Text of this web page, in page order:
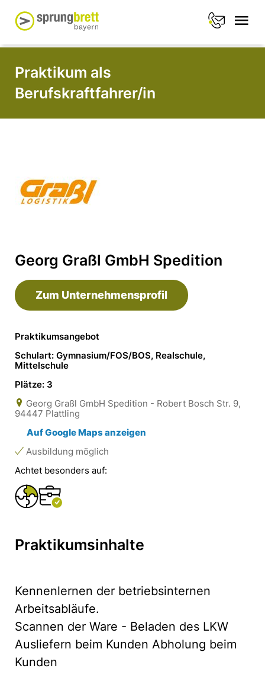
Praktikum als
Berufskraftfahrer/in
Georg Graßl GmbH Spedition
Zum Unternehmensprofil
Praktikumsangebot
Schulart: Gymnasium/FOS/BOS, Realschule,
Mittelschule
Plätze: 3
Georg Graßl GmbH Spedition - Robert Bosch Str. 9,
94447 Plattling
Auf Google Maps anzeigen
Ausbildung möglich
Achtet besonders auf:
Praktikumsinhalte
Kennenlernen der betriebsinternen
Arbeitsabläufe.
Scannen der Ware - Beladen des LKW
Ausliefern beim Kunden Abholung beim
Kunden